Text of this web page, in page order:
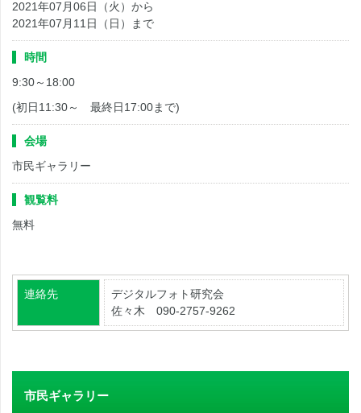
2021年07月06日（火）から
2021年07月11日（日）まで
時間
9:30～18:00
(初日11:30～ 最終日17:00まで)
会場
市民ギャラリー
観覧料
無料
連絡先
デジタルフォト研究会
佐々木 090-2757-9262
市民ギャラリー